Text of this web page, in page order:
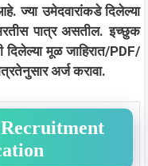
ज्या उमेदवारांकडे दिलेल्या
पात्र असतील. इच्छुक
दिलेल्या मूळ जाहिरात/PDF/
अर्ज करावा.